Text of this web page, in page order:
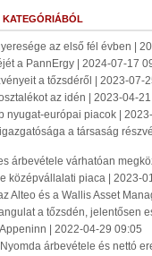
az első fél évben |
a PannErgy | 2024-07-17
a tőzsdéről | 2023-07-
az idén | 2023-04-
nyugat-európai piacok |
a társaság
árbevétele várhatóan
középvállalati piaca | 2023-
Alteo és a Wallis Asset
a tőzsdén, jelentősen
| 2022-04-29 09:05
árbevétele és nettó